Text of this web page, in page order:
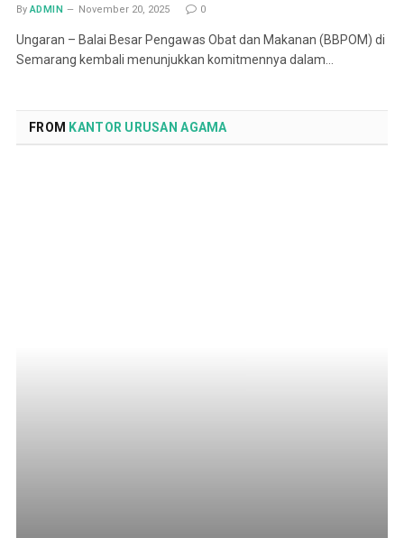
By ADMIN November 20, 2025 0
Ungaran – Balai Besar Pengawas Obat dan Makanan (BBPOM) di
Semarang kembali menunjukkan komitmennya dalam…
FROM KANTOR URUSAN AGAMA